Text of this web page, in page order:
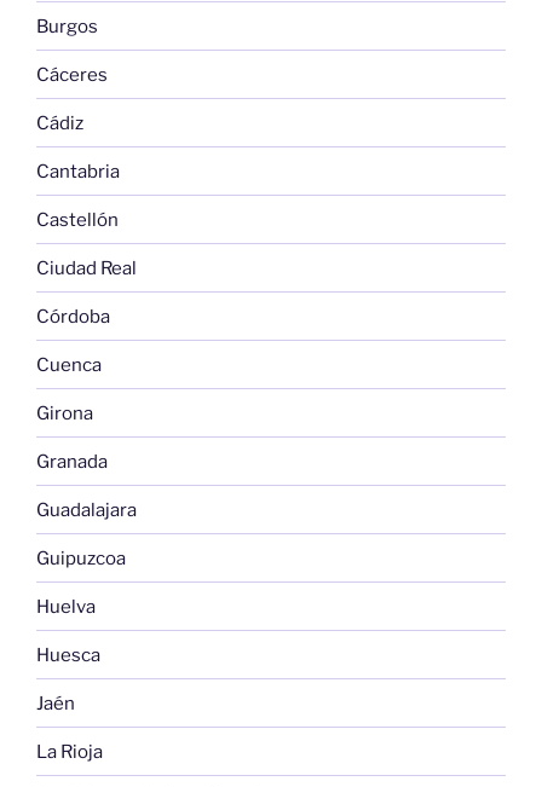
Burgos
Cáceres
Cádiz
Cantabria
Castellón
Ciudad Real
Córdoba
Cuenca
Girona
Granada
Guadalajara
Guipuzcoa
Huelva
Huesca
Jaén
La Rioja